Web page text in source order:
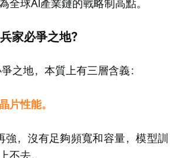
全球AI產業鏈的戰略制高點。
家必爭之地？
之地，本質上有三層含義：
片性能。
強，沒有足夠頻寬和容量，模型訓
不去。